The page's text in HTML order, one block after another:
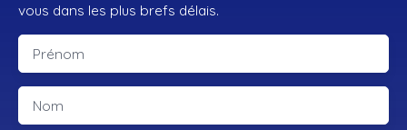
vous dans les plus brefs délais.
Prénom
Nom